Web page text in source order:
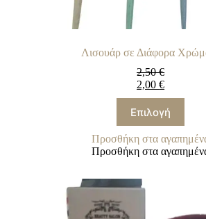
Λισουάρ σε Διάφορα
2,50€
2,00€
Επιλογή
το
προϊόν
έχει
πολλαπλές
Προσθήκη στα
Προσθήκη στα